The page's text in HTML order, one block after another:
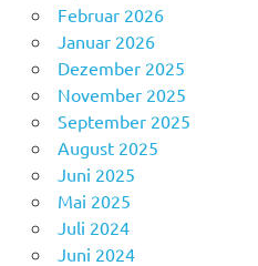
Februar 2026
Januar 2026
Dezember 2025
November 2025
September 2025
August 2025
Juni 2025
Mai 2025
Juli 2024
Juni 2024